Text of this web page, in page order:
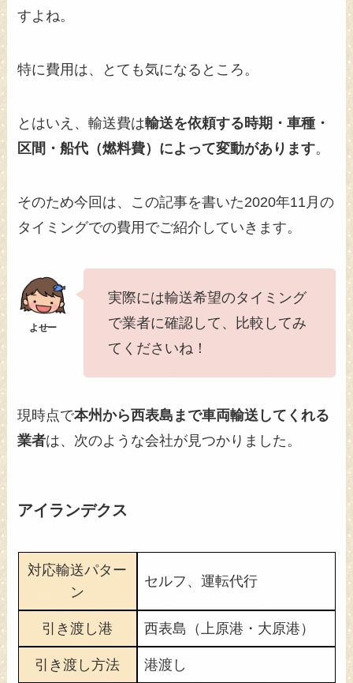
すよね。
特に費用は、とても気になるところ。
とはいえ、輸送費は輸送を依頼する時期・車種・
区間・船代（燃料費）によって変動があります。
そのため今回は、この記事を書いた2020年11月の
タイミングでの費用でご紹介していきます。
実際には輸送希望のタイミング
で業者に確認して、比較してみ
てくださいね！
現時点で本州から西表島まで車両輸送してくれる
業者は、次のような会社が見つかりました。
アイランデクス
対応輸送パター
ン
セルフ、運転代行
引き渡し港 西表島（上原港・大原港）
引き渡し方法 港渡し